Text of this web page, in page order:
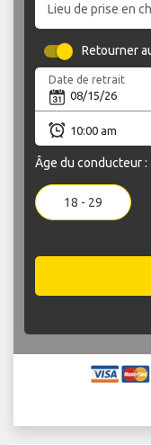
Lieu de prise en
Retourner
Date de retrait
Âge du conducteur :
18 - 29